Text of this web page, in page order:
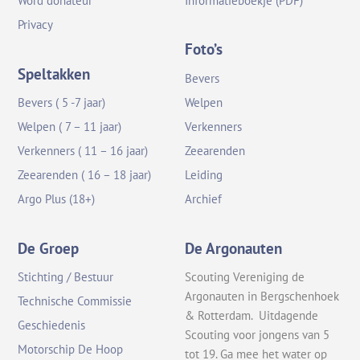
Privacy
Speltakken
Bevers ( 5 -7 jaar)
Welpen ( 7 – 11 jaar)
Verkenners ( 11 – 16 jaar)
Zeearenden ( 16 – 18 jaar)
Argo Plus (18+)
Foto’s
Bevers
Welpen
Verkenners
Zeearenden
Leiding
Archief
De Groep
Stichting / Bestuur
Technische Commissie
Geschiedenis
Motorschip De Hoop
De Argonauten
Scouting Vereniging de
Argonauten in Bergschenhoek
& Rotterdam. Uitdagende
Scouting voor jongens van 5
tot 19. Ga mee het water op